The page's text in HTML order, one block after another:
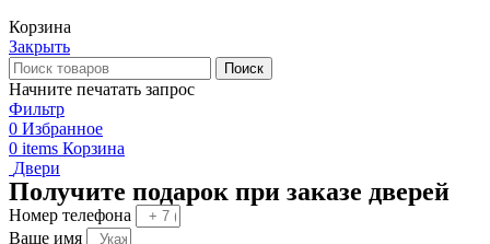
Корзина
Закрыть
Поиск
Начните печатать запрос
Фильтр
0 Избранное
0 items Корзина
Двери
Получите подарок при заказе дверей
Номер телефона
Ваше имя